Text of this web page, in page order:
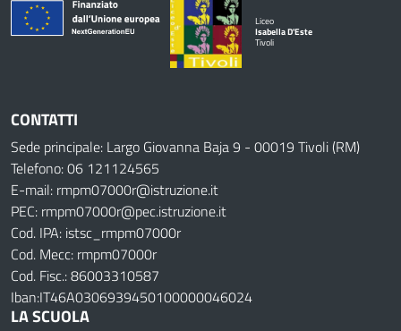
Liceo
Isabella D'Este
Tivoli
CONTATTI
Sede principale: Largo Giovanna Baja 9 - 00019 Tivoli (RM)
Telefono: 06 121124565
E-mail: rmpm07000r@istruzione.it
PEC: rmpm07000r@pec.istruzione.it
Cod. IPA: istsc_rmpm07000r
Cod. Mecc: rmpm07000r
Cod. Fisc.: 86003310587
Iban:IT46A0306939450100000046024
LA SCUOLA